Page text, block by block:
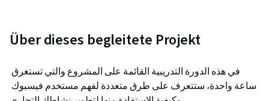
Über dieses begleitete Projekt